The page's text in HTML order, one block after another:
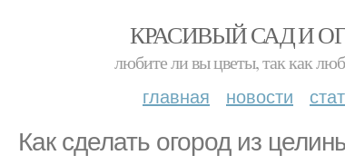
КРАСИВЫЙ САД И
любите ли вы цветы, так как
главная новости
Как сделать огород из